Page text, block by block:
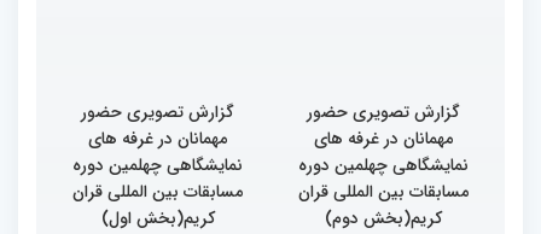
گزارش تصویری حضور
مهمانان در غرفه های
نمایشگاهی چهلمین دوره
مسابقات بین المللی قران
کریم(بخش دوم)
گزارش تصویری حضور
مهمانان در غرفه های
نمایشگاهی چهلمین دوره
مسابقات بین المللی قران
کریم(بخش اول)